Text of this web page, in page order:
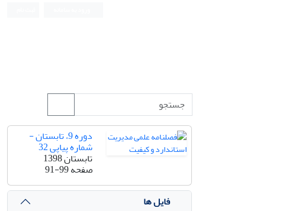
دوره 9، تابستان -
شماره پیاپی 32
تابستان 1398
صفحه91-99
فایل ها